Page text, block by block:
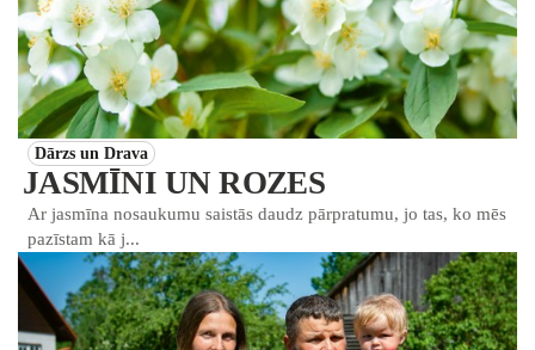
Dārzs un Drava
JASMĪNI UN ROZES
Ar jasmīna nosaukumu saistās daudz pārpratumu, jo tas, ko mēs
pazīstam kā j...